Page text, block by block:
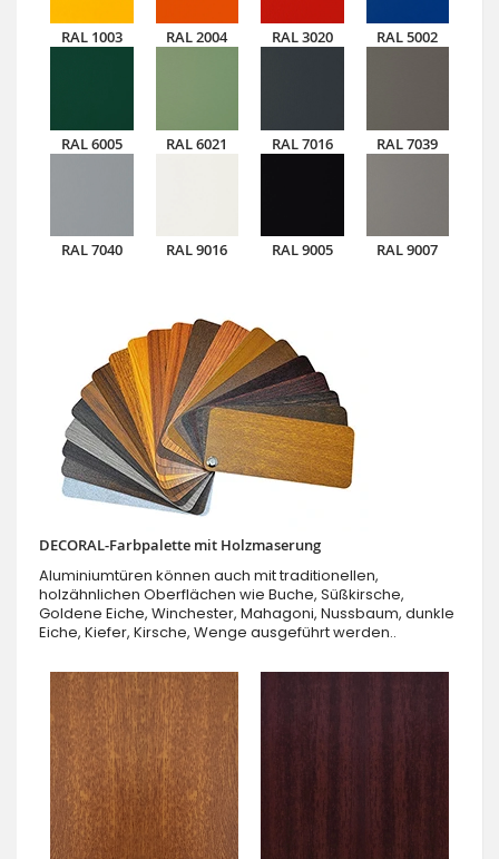
RAL 1003 RAL 2004 RAL 3020 RAL 5002
RAL 6005 RAL 6021 RAL 7016 RAL 7039
RAL 7040 RAL 9016 RAL 9005 RAL 9007
DECORAL-Farbpalette mit Holzmaserung
Aluminiumtüren können auch mit traditionellen,
holzähnlichen Oberflächen wie Buche, Süßkirsche,
Goldene Eiche, Winchester, Mahagoni, Nussbaum, dunkle
Eiche, Kiefer, Kirsche, Wenge ausgeführt werden..